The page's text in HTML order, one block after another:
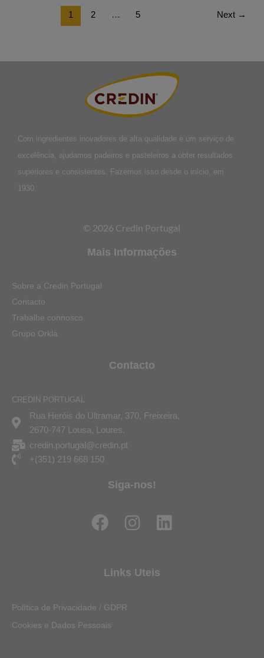
1 2 … 5 Next →
Com ingredientes inovadores de alta qualidade e um serviço de
excelência, ajudamos padeiros e pasteleiros a obter resultados
superiores e consistentes. Fazemos isso desde o início, em
1930.
© 2026 Credin Portugal
Mais Informações
Sobre a Credin Portugal
Contacto
Trabalhe connosco
Grupo Orkla
Contacto
CREDIN PORTUGAL
Rua Heróis do Ultramar, 370, Freixeira,
2670-747 Lousa, Loures.
credin.portugal@credin.pt
+(351) 219 668 150
Siga-nos!
F
a
e
o
o
I
n
t
L
i
Links Uteis
Política de Privacidade / GDPR
Cookies e Dados Pessoais